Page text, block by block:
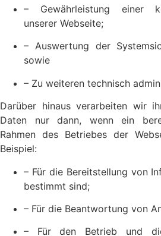
– Gewährleistung einer
unserer Webseite;
– Auswertung der
sowie
– Zu weiteren technisch
Darüber hinaus verarbeiten wir
Daten nur dann, wenn ein
Rahmen des Betriebes der
Beispiel:
– Für die Bereitstellung von
bestimmt sind;
– Für die Beantwortung von
– Für den Betrieb und